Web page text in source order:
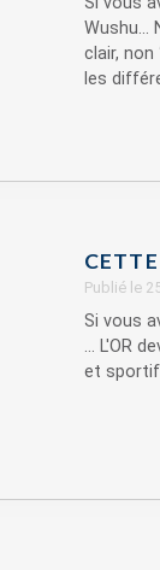
Wushu...
clair,
les
Publié le
Si vous
... L'OR
et sportif